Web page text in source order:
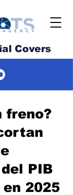
Covers
freno?
PIB
2025